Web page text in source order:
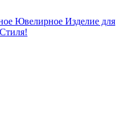
Ювелирное Изделие для